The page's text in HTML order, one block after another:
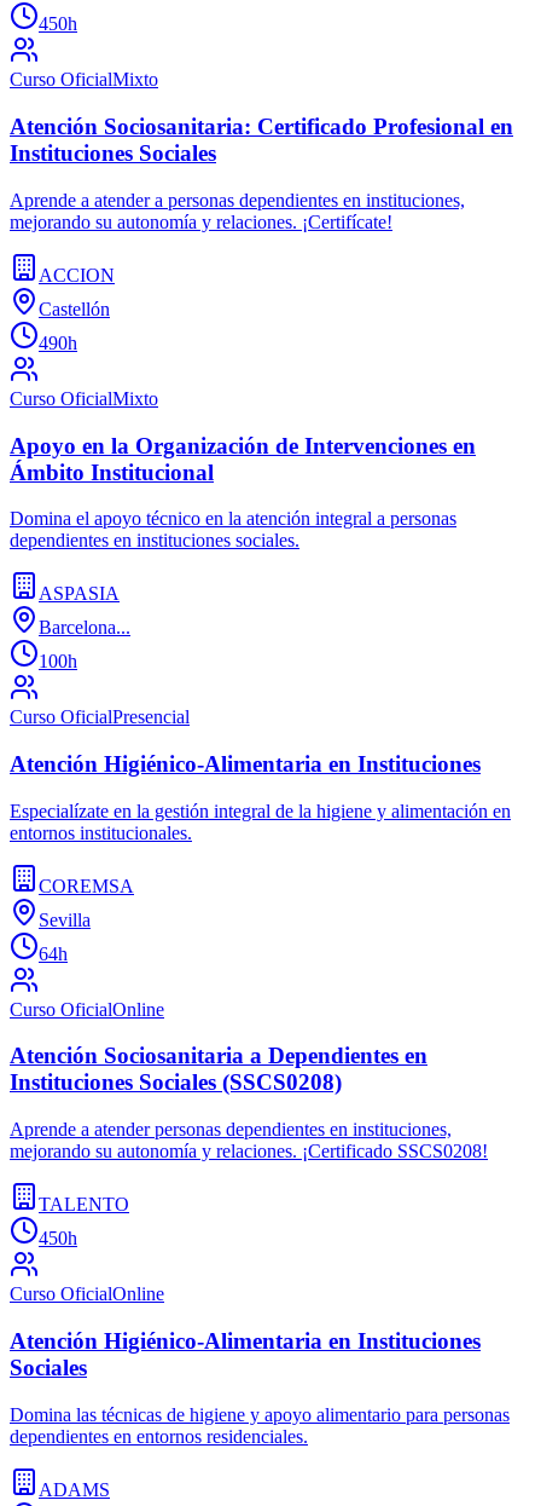
450h
Curso OficialMixto
Atención Sociosanitaria: Certificado Profesional en
Instituciones Sociales
Aprende a atender a personas dependientes en instituciones,
mejorando su autonomía y relaciones. ¡Certifícate!
ACCION
Castellón
490h
Curso OficialMixto
Apoyo en la Organización de Intervenciones en
Ámbito Institucional
Domina el apoyo técnico en la atención integral a personas
dependientes en instituciones sociales.
ASPASIA
Barcelona...
100h
Curso OficialPresencial
Atención Higiénico-Alimentaria en Instituciones
Especialízate en la gestión integral de la higiene y alimentación en
entornos institucionales.
COREMSA
Sevilla
64h
Curso OficialOnline
Atención Sociosanitaria a Dependientes en
Instituciones Sociales (SSCS0208)
Aprende a atender personas dependientes en instituciones,
mejorando su autonomía y relaciones. ¡Certificado SSCS0208!
TALENTO
450h
Curso OficialOnline
Atención Higiénico-Alimentaria en Instituciones
Sociales
Domina las técnicas de higiene y apoyo alimentario para personas
dependientes en entornos residenciales.
ADAMS